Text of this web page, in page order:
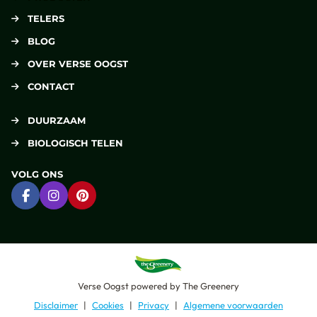
TELERS
BLOG
OVER VERSE OOGST
CONTACT
DUURZAAM
BIOLOGISCH TELEN
VOLG ONS
Ga naar Facebook
Ga naar Instagram
Ga naar Pinterest
Verse Oogstpowered byThe Greenery
Disclaimer
Cookies Privacy Algemene voorwaarden